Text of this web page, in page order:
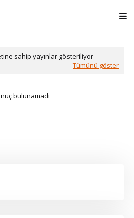
sahip yayınlar gösteriliyor
Tümünü göster
bulunamadı